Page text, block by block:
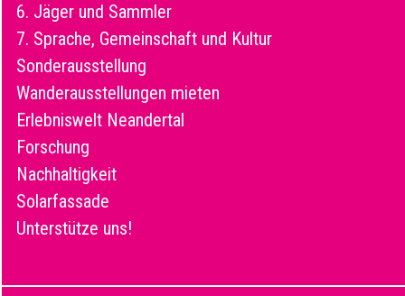
6. Jäger und Sammler
7. Sprache, Gemeinschaft und Kultur
Sonderausstellung
Wanderausstellungen mieten
Erlebniswelt Neandertal
Forschung
Nachhaltigkeit
Solarfassade
Unterstütze uns!